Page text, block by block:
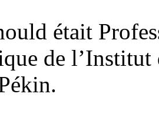
était
de